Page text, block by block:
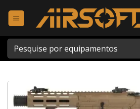
Pesquisar
por: